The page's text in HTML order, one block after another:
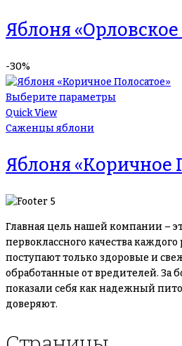
Яблоня «Орловское
-30%
Выберите параметры
Quick View
Саженцы яблони
Яблоня «Коричное
Главная цель нашей компании –
первоклассного качества
поступают только здоровые и
обработанные от вредителей. За
показали себя как надежный
доверяют.